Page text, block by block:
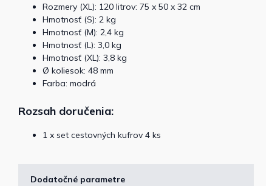
Rozmery (XL): 120 litrov: 75 x 50 x 32 cm
Hmotnosť (S): 2 kg
Hmotnosť (M): 2,4 kg
Hmotnosť (L): 3,0 kg
Hmotnosť (XL): 3,8 kg
Ø koliesok: 48 mm
Farba: modrá
Rozsah doručenia:
1 x set cestovných kufrov 4 ks
Dodatočné parametre